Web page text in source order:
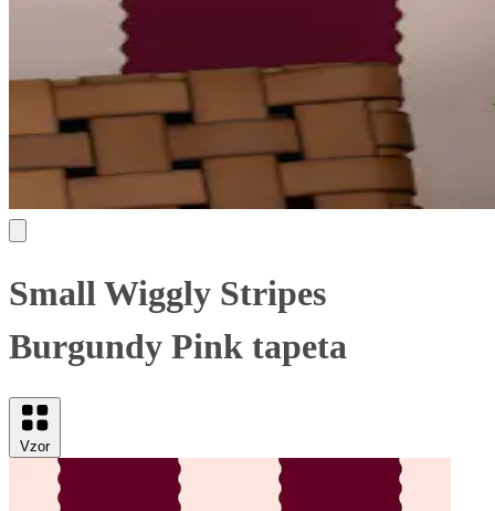
Small Wiggly Stripes
Burgundy Pink tapeta
Vzor